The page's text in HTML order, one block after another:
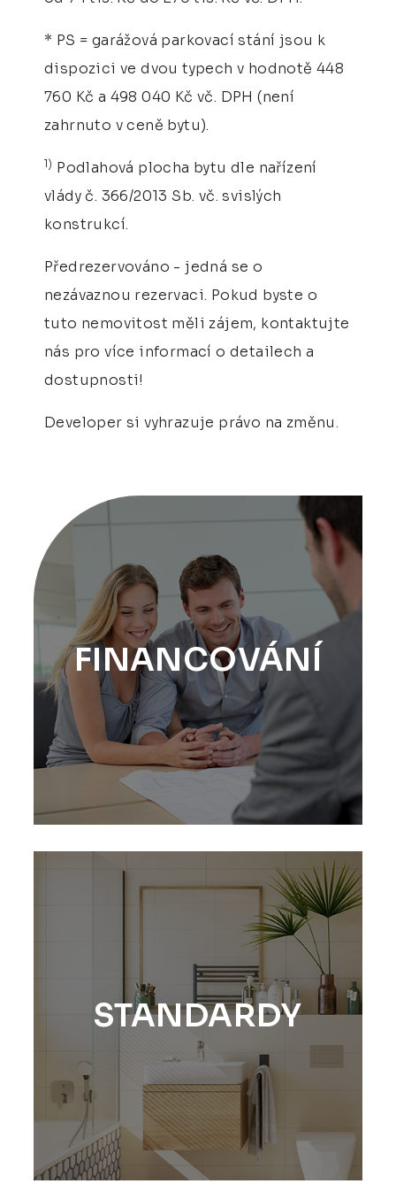
* PS = garážová parkovací stání jsou k
dispozici ve dvou typech v hodnotě 448
760 Kč a 498 040 Kč vč. DPH (není
zahrnuto v ceně bytu).
1) Podlahová plocha bytu dle nařízení
vlády č. 366/2013 Sb. vč. svislých
konstrukcí.
Předrezervováno - jedná se o
nezávaznou rezervaci. Pokud byste o
tuto nemovitost měli zájem, kontaktujte
nás pro více informací o detailech a
dostupnosti!
Developer si vyhrazuje právo na změnu.
FINANCOVÁNÍ
STANDARDY